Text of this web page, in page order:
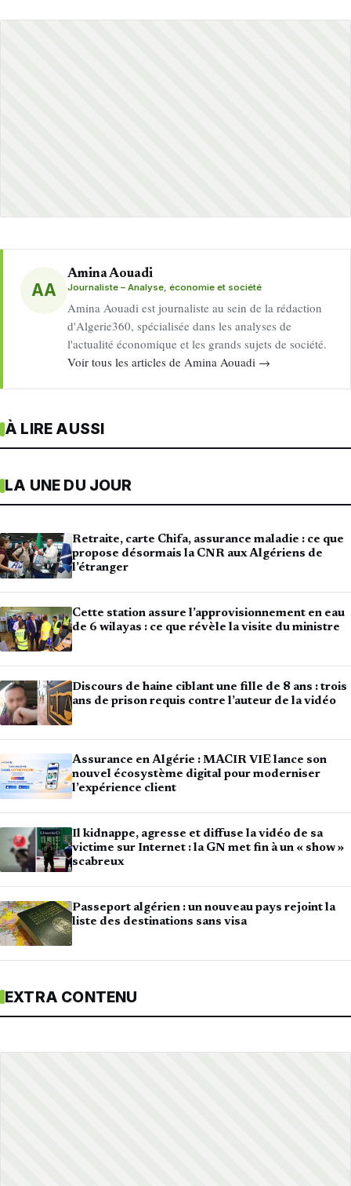
AA
Amina Aouadi
Journaliste – Analyse, économie et société
Amina Aouadi est journaliste au sein de la rédaction
d'Algerie360, spécialisée dans les analyses de
l'actualité économique et les grands sujets de société.
Voir tous les articles de Amina Aouadi →
À LIRE AUSSI
LA UNE DU JOUR
Retraite, carte Chifa, assurance maladie : ce que
propose désormais la CNR aux Algériens de
l’étranger
Cette station assure l’approvisionnement en eau
de 6 wilayas : ce que révèle la visite du ministre
Discours de haine ciblant une fille de 8 ans : trois
ans de prison requis contre l’auteur de la vidéo
Assurance en Algérie : MACIR VIE lance son
nouvel écosystème digital pour moderniser
l’expérience client
Il kidnappe, agresse et diffuse la vidéo de sa
victime sur Internet : la GN met fin à un « show »
scabreux
Passeport algérien : un nouveau pays rejoint la
liste des destinations sans visa
EXTRA CONTENU